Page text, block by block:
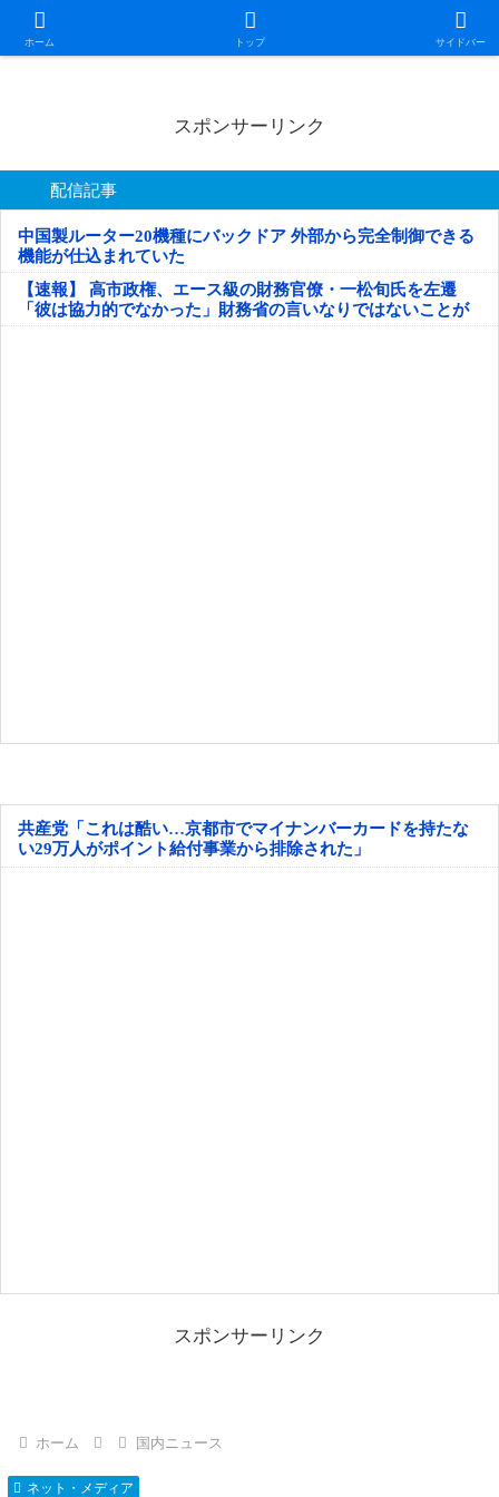
ホーム トップ サイドバー
日本第一！ニュース録
スポンサーリンク
配信記事
中国製ルーター20機種にバックドア 外部から完全制御できる
機能が仕込まれていた
【速報】 高市政権、エース級の財務官僚・一松旬氏を左遷
「彼は協力的でなかった」財務省の言いなりではないことが
判明
共産党「これは酷い…京都市でマイナンバーカードを持たな
い29万人がポイント給付事業から排除された」
スポンサーリンク
ホーム 国内ニュース
ネット・メディア